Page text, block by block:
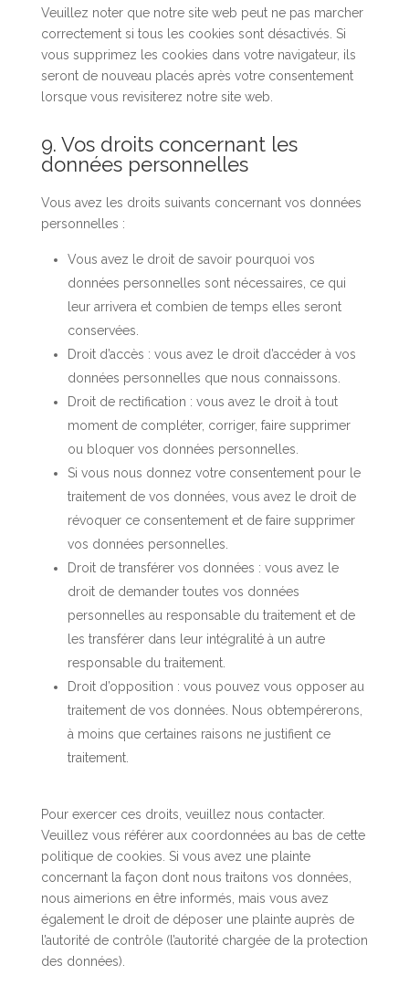
Veuillez noter que notre site web peut ne pas marcher
correctement si tous les cookies sont désactivés. Si
vous supprimez les cookies dans votre navigateur, ils
seront de nouveau placés après votre consentement
lorsque vous revisiterez notre site web.
9. Vos droits concernant les
données personnelles
Vous avez les droits suivants concernant vos données
personnelles :
Vous avez le droit de savoir pourquoi vos
données personnelles sont nécessaires, ce qui
leur arrivera et combien de temps elles seront
conservées.
Droit d’accès : vous avez le droit d’accéder à vos
données personnelles que nous connaissons.
Droit de rectification : vous avez le droit à tout
moment de compléter, corriger, faire supprimer
ou bloquer vos données personnelles.
Si vous nous donnez votre consentement pour le
traitement de vos données, vous avez le droit de
révoquer ce consentement et de faire supprimer
vos données personnelles.
Droit de transférer vos données : vous avez le
droit de demander toutes vos données
personnelles au responsable du traitement et de
les transférer dans leur intégralité à un autre
responsable du traitement.
Droit d’opposition : vous pouvez vous opposer au
traitement de vos données. Nous obtempérerons,
à moins que certaines raisons ne justifient ce
traitement.
Pour exercer ces droits, veuillez nous contacter.
Veuillez vous référer aux coordonnées au bas de cette
politique de cookies. Si vous avez une plainte
concernant la façon dont nous traitons vos données,
nous aimerions en être informés, mais vous avez
également le droit de déposer une plainte auprès de
l’autorité de contrôle (l’autorité chargée de la protection
des données).